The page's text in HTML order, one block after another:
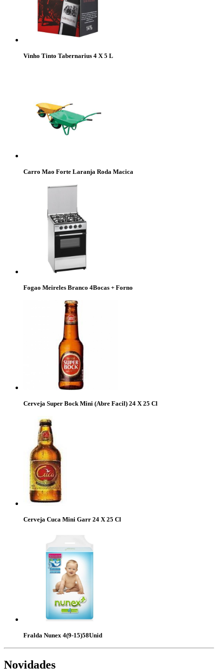
Vinho Tinto Tabernarius 4 X 5 L
Carro Mao Forte Laranja Roda Macica
Fogao Meireles Branco 4Bocas + Forno
Cerveja Super Bock Mini (Abre Facil) 24 X 25 Cl
Cerveja Cuca Mini Garr 24 X 25 Cl
Fralda Nunex 4(9-15)58Unid
Novidades